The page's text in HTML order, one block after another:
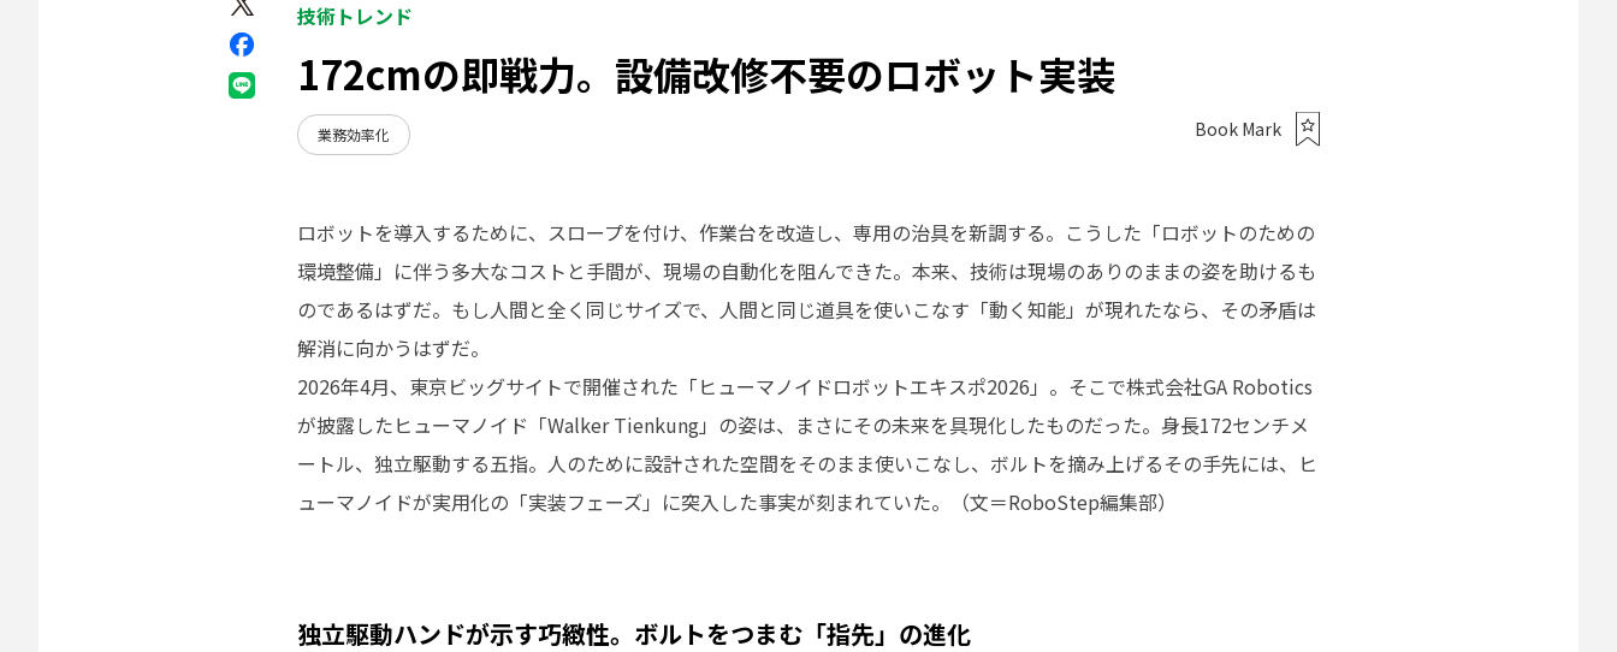
技術トレンド
172cmの即戦力。設備改修不要のロボット実装
業務効率化 Book Mark
ロボットを導入するために、スロープを付け、作業台を改造し、専用の治具を新調する。こうした「ロボットのための
環境整備」に伴う多大なコストと手間が、現場の自動化を阻んできた。本来、技術は現場のありのままの姿を助けるも
のであるはずだ。もし人間と全く同じサイズで、人間と同じ道具を使いこなす「動く知能」が現れたなら、その矛盾は
解消に向かうはずだ。
2026年4月、東京ビッグサイトで開催された「ヒューマノイドロボットエキスポ2026」。そこで株式会社GA Robotics
が披露したヒューマノイド「Walker Tienkung」の姿は、まさにその未来を具現化したものだった。身長172センチメ
ートル、独立駆動する五指。人のために設計された空間をそのまま使いこなし、ボルトを摘み上げるその手先には、ヒ
ューマノイドが実用化の「実装フェーズ」に突入した事実が刻まれていた。（文＝RoboStep編集部）
独立駆動ハンドが示す巧緻性。ボルトをつまむ「指先」の進化